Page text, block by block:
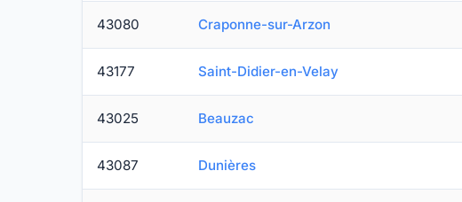
43080 Craponne-sur-Arzon
43177 Saint-Didier-en-Velay
43025 Beauzac
43087 Dunières